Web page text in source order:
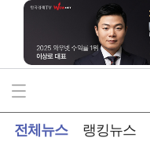
전체뉴스 랭킹뉴스